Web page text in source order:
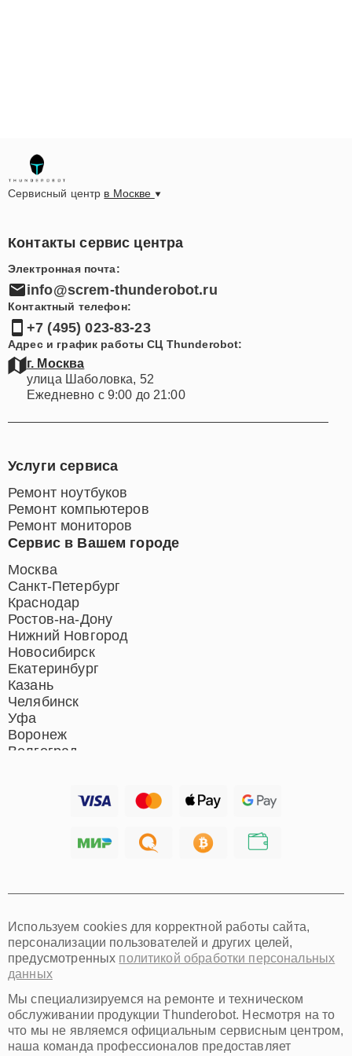
Сервисный центр в Москве
Контакты сервис центра
Электронная почта:
info@screm-thunderobot.ru
Контактный телефон:
+7 (495) 023-83-23
Адрес и график работы СЦ Thunderobot:
г. Москва
улица Шаболовка, 52
Ежедневно с 9:00 до 21:00
Сервис в Вашем городе
Москва
Санкт-Петербург
Краснодар
Ростов-на-Дону
Нижний Новгород
Новосибирск
Екатеринбург
Казань
Челябинск
Уфа
Воронеж
Волгоград
Хабаровск
Омск
Красноярск
Пермь
Ульяновск
Киров
Архангельск
Астрахань
Белгород
Услуги сервиса
Ремонт ноутбуков
Ремонт компьютеров
Ремонт мониторов
Используем cookies для корректной работы сайта,
персонализации пользователей и других целей,
предусмотренных политикой обработки персональных
данных
Мы специализируемся на ремонте и техническом
обслуживании продукции Thunderobot. Несмотря на то
что мы не являемся официальным сервисным центром,
наша команда профессионалов предоставляет